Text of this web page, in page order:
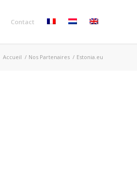
Contact
Accueil / Nos Partenaires / Estonia.eu